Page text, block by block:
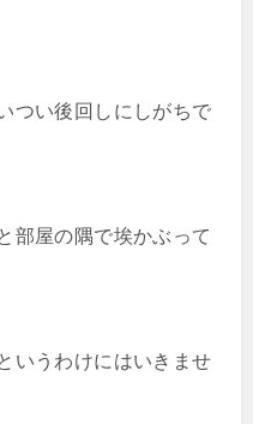
つい後回しにしがちで
部屋の隅で埃かぶって
いうわけにはいきませ